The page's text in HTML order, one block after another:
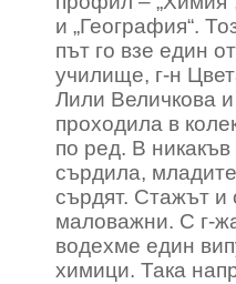
и „География“.
път го взе един
училище, г-н
Лили Величкова
проходила в
по ред. В
сърдила,
сърдят. Стажът и
маловажни. С г-
водехме един
химици. Така